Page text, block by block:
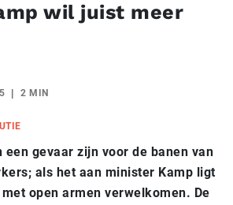
wil juist meer
2 MIN
een gevaar zijn voor de banen van
als het aan minister Kamp ligt
open armen verwelkomen. De